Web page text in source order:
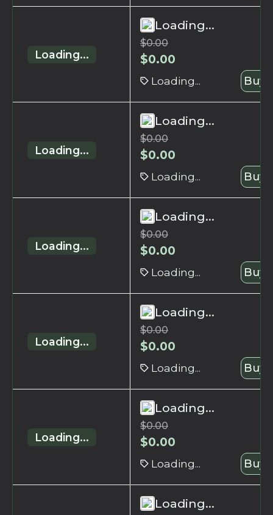
Loading...
Loading...
$0.00
$0.00
Loading... Buy
Loading...
Loading...
$0.00
$0.00
Loading... Buy
Loading...
Loading...
$0.00
$0.00
Loading... Buy
Loading...
Loading...
$0.00
$0.00
Loading... Buy
Loading...
Loading...
$0.00
$0.00
Loading... Buy
Loading...